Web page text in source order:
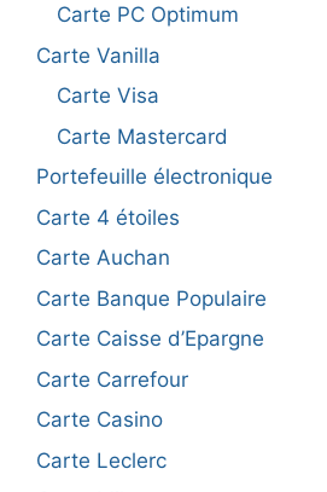
Carte PC Optimum
Carte Vanilla
Carte Visa
Carte Mastercard
Portefeuille électronique
Carte 4 étoiles
Carte Auchan
Carte Banque Populaire
Carte Caisse d’Epargne
Carte Carrefour
Carte Casino
Carte Leclerc